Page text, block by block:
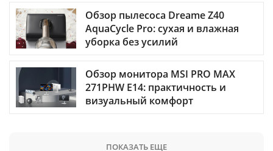
Обзор пылесоса Dreame Z40
AquaCycle Pro: сухая и влажная
уборка без усилий
Обзор монитора MSI PRO MAX
271PHW E14: практичность и
визуальный комфорт
ПОКАЗАТЬ ЕЩЕ